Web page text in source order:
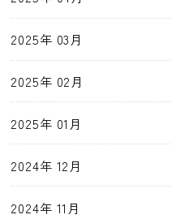
2025年 03月
2025年 02月
2025年 01月
2024年 12月
2024年 11月